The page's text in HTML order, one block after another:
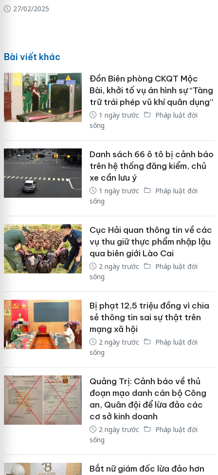
27/02/2025
Bài viết khác
Đồn Biên phòng CKQT Mộc
Bài, khởi tố vụ án hình sự “Tàng
trữ trái phép vũ khí quân dụng”
1 ngày trước
Pháp luật đời
sống
Danh sách 66 ô tô bị cảnh báo
trên hệ thống đăng kiểm, chủ
xe cần lưu ý
1 ngày trước
Pháp luật đời
sống
Cục Hải quan thông tin về các
vụ thu giữ thực phẩm nhập lậu
qua biên giới Lào Cai
2 ngày trước
Pháp luật đời
sống
Bị phạt 12,5 triệu đồng vì chia
sẻ thông tin sai sự thật trên
mạng xã hội
2 ngày trước
Pháp luật đời
sống
Quảng Trị: Cảnh báo về thủ
đoạn mạo danh cán bộ Công
an, Quân đội để lừa đảo các
cơ sở kinh doanh
2 ngày trước
Pháp luật đời
sống
Bắt nữ giám đốc lừa đảo hơn